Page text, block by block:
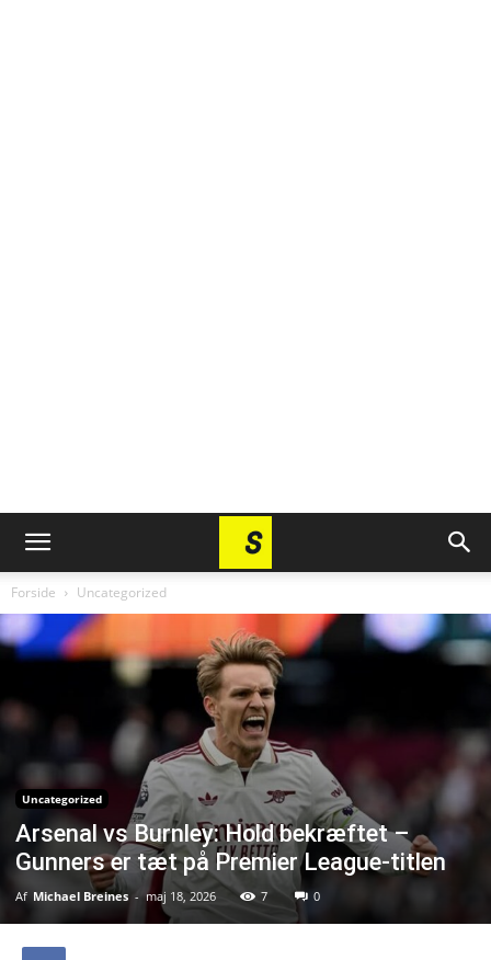
Forside Uncategorized
Uncategorized
Arsenal vs Burnley: Hold bekræftet –
Gunners er tæt på Premier League-titlen
Af Michael Breines - maj 18, 2026 7 0